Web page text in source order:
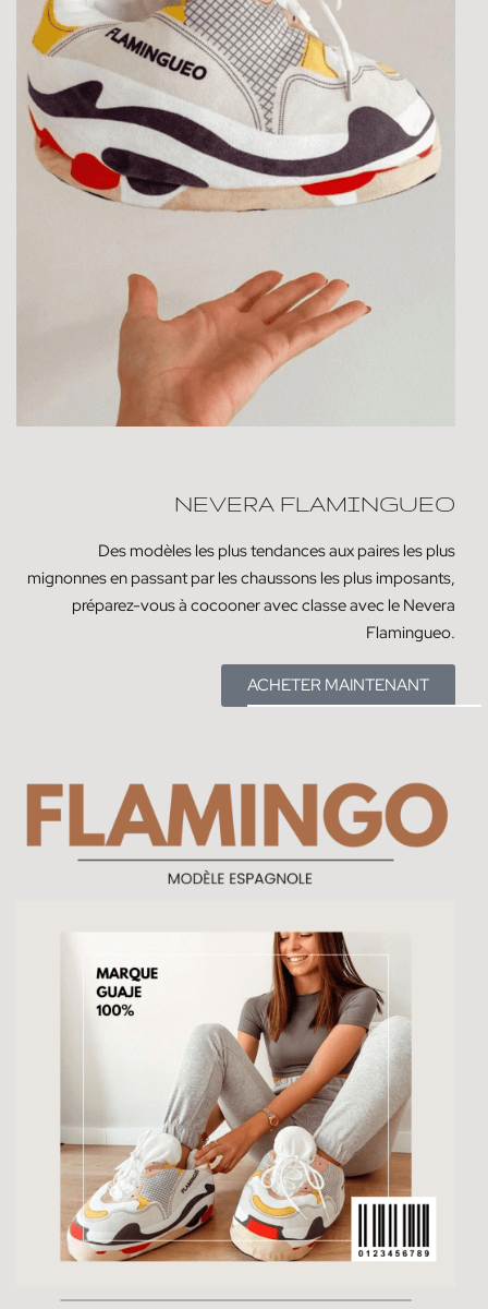
NEVERA FLAMINGUEO
Des modèles les plus tendances aux paires les plus
mignonnes en passant par les chaussons les plus imposants,
préparez-vous à cocooner avec classe avec le Nevera
Flamingueo.
ACHETER MAINTENANT